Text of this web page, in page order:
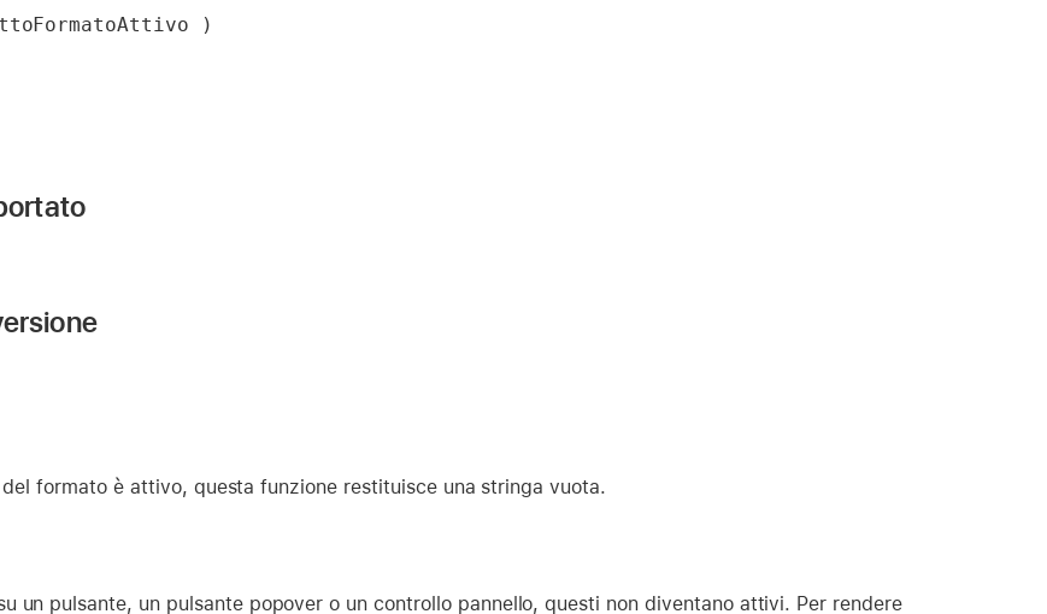
)
formato è attivo, questa funzione restituisce una stringa vuota.
un pulsante, un pulsante popover o un controllo pannello, questi non diventano attivi. Per rendere